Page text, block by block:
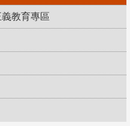
義教育專區